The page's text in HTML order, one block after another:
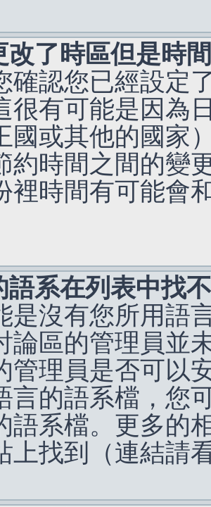
改了時區但是時
確認您已經設定
很有可能是因為
國或其他的國家
約時間之間的變
裡時間有可能會
語系在列表中找
是沒有您所用語
論區的管理員並
管理員是否可以
言的語系檔，您
語系檔。更多的
上找到（連結請